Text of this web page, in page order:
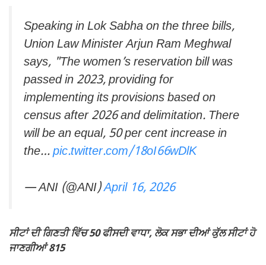
Speaking in Lok Sabha on the three bills,
Union Law Minister Arjun Ram Meghwal
says, "The women’s reservation bill was
passed in 2023, providing for
implementing its provisions based on
census after 2026 and delimitation. There
will be an equal, 50 per cent increase in
the…pic.twitter.com/18oI66wDlK
— ANI (@ANI)April 16, 2026
ਸੀਟਾਂ ਦੀ ਗਿਣਤੀ ਵਿੱਚ 50 ਫੀਸਦੀ ਵਾਧਾ, ਲੋਕ ਸਭਾ ਦੀਆਂ ਕੁੱਲ ਸੀਟਾਂ ਹੋ
ਜਾਣਗੀਆਂ 815